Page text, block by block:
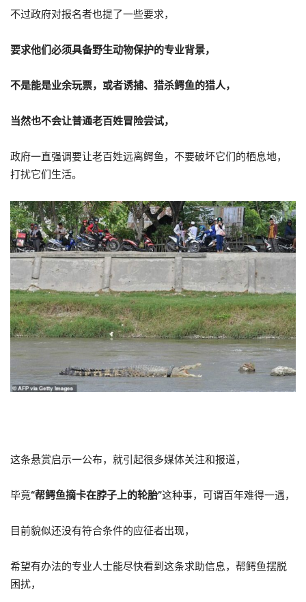
不过政府对报名者也提了一些要求，
要求他们必须具备野生动物保护的专业背景，
不是能是业余玩票，或者诱捕、猎杀鳄鱼的猎人，
当然也不会让普通老百姓冒险尝试，
政府一直强调要让老百姓远离鳄鱼，不要破坏它们的栖息地，
打扰它们生活。
这条悬赏启示一公布，就引起很多媒体关注和报道，
毕竟“帮鳄鱼摘卡在脖子上的轮胎”这种事，可谓百年难得一遇，
目前貌似还没有符合条件的应征者出现，
希望有办法的专业人士能尽快看到这条求助信息，帮鳄鱼摆脱
困扰，